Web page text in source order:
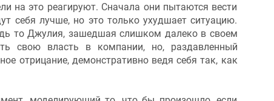
на это реагируют. Сначала они пытаются вести
себя лучше, но это только ухудшает ситуацию.
то Джулия, зашедшая слишком далеко в своем
свою власть в компании, но, раздавленный
отрицание, демонстративно ведя себя так, как